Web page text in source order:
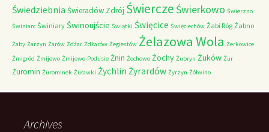
Świedziebnia Świeradów Zdrój Świercze Świerkowo Świerzno
Świniarc Świniary Świnoujście Świątki Święcice Święciechów Żabi Róg Żabno
Żaby Żarzyn Żarów Żdżar Żdżarów Żegiestów Żelazowa Wola Żerkowice
Żmigród Żmijewo Żmijewo-Podusie Żnin Żochowo Żochy Żubryn Żuków Żur
Żuromin Żurominek Żuławki Żychlin Żyrardów Żyrzyn Żółwino
Archives